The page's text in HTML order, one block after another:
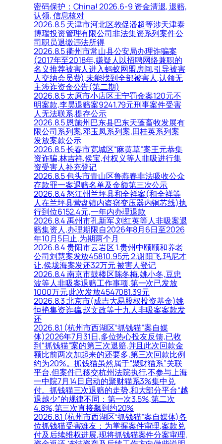
密码保护：China! 2026.6-9 资金清退, 退赔,
认领, 信息核对
2026.8.5 天津市河北区敦促潘超等涉天津泰
博瑞投资管理有限公司非法集资系列案件公
司职员退缴违法所得
2026.8.5 衢州市常山县公安局办理诈骗案
(2017年至2018年,嫌疑人以招聘网络兼职的
名义推荐被害人进入蚂蚁网盟房间,引导被害
人交纳会员费),未能找到全部被害人,认领无
主涉诈资金公告(第二期)
2026.8.5 太原市小店区王宁罚金案120元不
明案款,李昊退赔案9241.79元刑事案件受害
人无法联系,提存公示
2026.8.5 恩施州巴东县巴东天蓬畜牧发展有
限公司系列案,邓玉凤系列案,田桂英系列案
发放案款公示
2026.8.5 长春市宽城区“麻黄草”案王元恭集
资诈骗,林吉祥,侯宝,付权义等人非吸进行集
资受害人补充登记
2026.8.5 包头市青山区鲁燕春非法吸收公众
存款罪一案退赔名单及金额第三次公示
2026.8.4 怒江州兰坪县和全祥案(和全祥等
人在兰坪县营盘镇内盗窃变压器内铜芯线)执
行到位6152.4元,一年内办理退款
2026.8.4 禹州市孔新军,刘红英等人非吸案退
赔集资人,办理期限自2026年8月6日至2026
年10月5日止,为期两个月
2026.8.4 贵阳市云岩区 1.贵州中颐颐和养老
公司刘慧案发放45810.95元 2.谢阳飞,玛尼才
让,侯垅海案发还32万元 被害人登记
2026.8.4 南京市鼓楼区陈冬梅,姚小冬,豆忠
波等人非吸案退赔工作事项,第一次已发放
1000万元,此次发放4547081.39元
2026.8.3 北京市(成吉大易股权投资基金)姚
恒艳集资诈骗,赵文政等十九人非吸案案款发
还
2026.8.1 (杭州市西湖区“抓钱猫”案自媒
体)2026年7月31日,多位热心投友反馈,已收
到“抓钱猫”案的第三次退赔,并且此次回款金
额比前两次加起来的还要多,第三次回款比例
约为20%。抓钱猫虽然属于“聚财猫系”关联
平台,但案件已移交杭州法院执行,不参与上海
一中院7月14日启动的聚财猫系3%集中兑
付。抓钱猫三次退赔的走势,和大部分平台“越
退越少”的规律不同：第一次3.5%,第二次
4.8%,第三次直接飙到约20%
2026.8.1 (杭州市西湖区“抓钱猫”案自媒体)各
位抓钱猫受害难友：为掌握案件审理,案款兑
付及后续维权进展,现将抓钱猫案件分案审理,